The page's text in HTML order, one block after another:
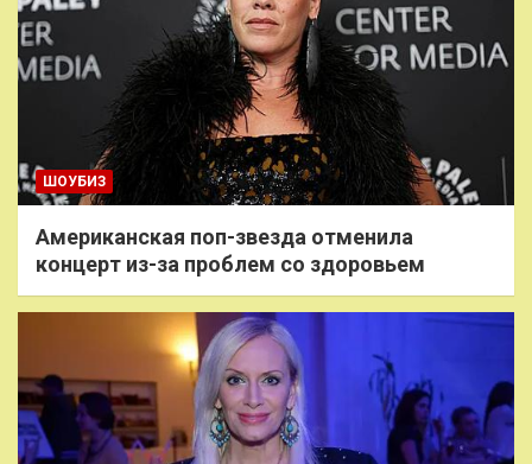
ШОУБИЗ
Американская поп-звезда отменила
концерт из-за проблем со здоровьем